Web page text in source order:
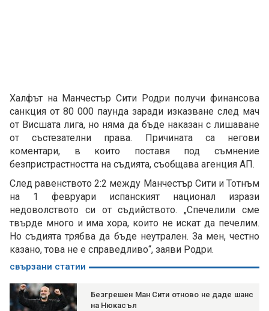
Халфът на Манчестър Сити Родри получи финансова
санкция от 80 000 паунда заради изказване след мач
от Висшата лига, но няма да бъде наказан с лишаване
от състезателни права. Причината са негови
коментари, в които поставя под съмнение
безпристрастността на съдията, съобщава агенция АП.
След равенството 2:2 между Манчестър Сити и Тотнъм
на 1 февруари испанският национал изрази
недоволството си от съдийството. „Спечелили сме
твърде много и има хора, които не искат да печелим.
Но съдията трябва да бъде неутрален. За мен, честно
казано, това не е справедливо“, заяви Родри.
свързани статии
Безгрешен Ман Сити отново не даде шанс
на Нюкасъл